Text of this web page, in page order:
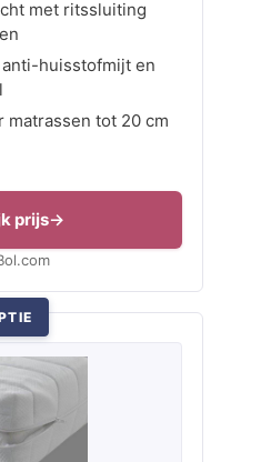
met ritssluiting
huisstofmijt en
matrassen tot 20 cm
prijs